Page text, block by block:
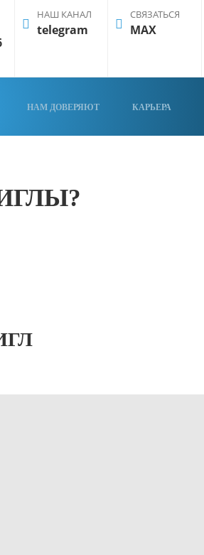
НАШ КАНАЛ
telegram
СВЯЗАТЬСЯ
MAX
НАМ ДОВЕРЯЮТ КАРЬЕРА